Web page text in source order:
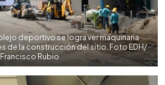
deportivo se logra ver maquinaria
de la construcción del sitio. Foto EDH/
Francisco Rubio